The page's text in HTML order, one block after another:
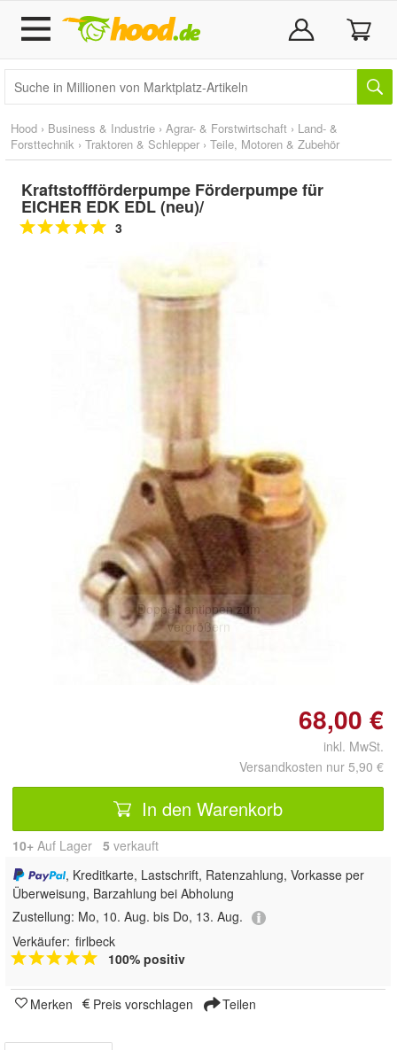
Hood › Business & Industrie › Agrar- & Forstwirtschaft › Land- &
Forsttechnik › Traktoren & Schlepper › Teile, Motoren & Zubehör
Kraftstoffförderpumpe Förderpumpe für
EICHER EDK EDL (neu)/
3
Doppelt antippen zum
vergrößern
68,00 €
inkl. MwSt.
Versandkosten nur 5,90 €
In den Warenkorb
10+ Auf Lager 5 verkauft
, Kreditkarte, Lastschrift, Ratenzahlung, Vorkasse per
Überweisung, Barzahlung bei Abholung
Zustellung: Mo, 10. Aug. bis Do, 13. Aug.
Verkäufer: firlbeck
100% positiv
Merken Preis vorschlagen Teilen